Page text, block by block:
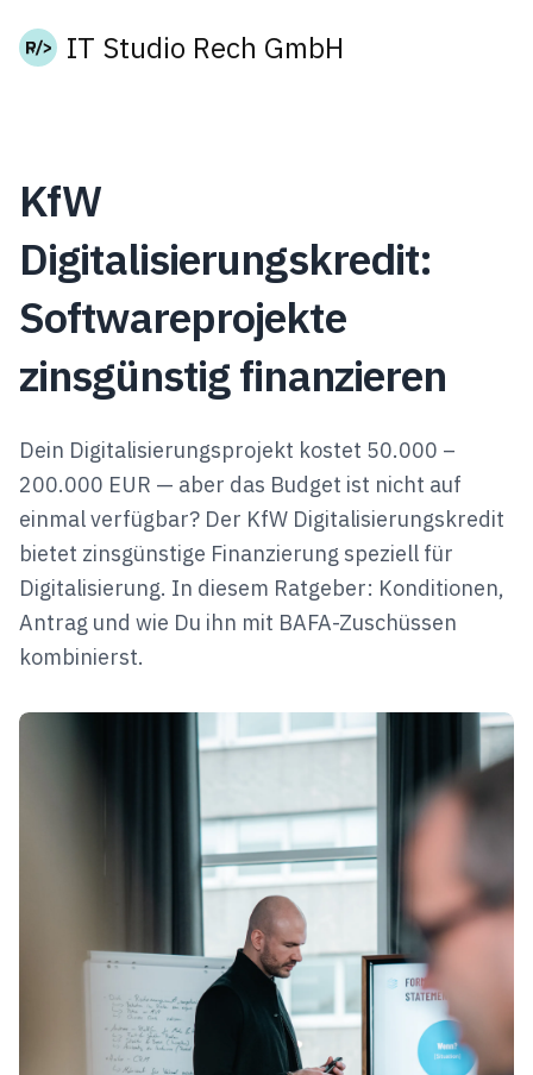
IT Studio Rech GmbH
KfW
Digitalisierungskredit:
Softwareprojekte
zinsgünstig finanzieren
Dein Digitalisierungsprojekt kostet 50.000 –
200.000 EUR — aber das Budget ist nicht auf
einmal verfügbar? Der KfW Digitalisierungskredit
bietet zinsgünstige Finanzierung speziell für
Digitalisierung. In diesem Ratgeber: Konditionen,
Antrag und wie Du ihn mit BAFA-Zuschüssen
kombinierst.